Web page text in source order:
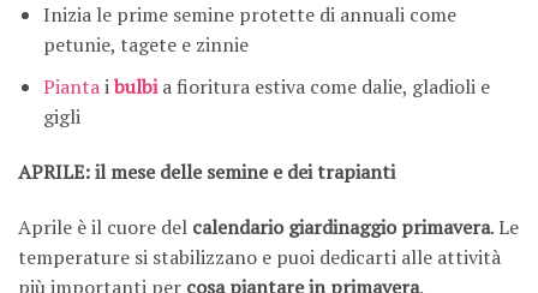
Inizia le prime semine protette di annuali come
petunie, tagete e zinnie
Piantaibulbia fioritura estiva come dalie, gladioli e
gigli
APRILE: il mese delle semine e dei trapianti
Aprile è il cuore del calendario giardinaggio primavera. Le
temperature si stabilizzano e puoi dedicarti alle attività
più importanti per cosa piantare in primavera.